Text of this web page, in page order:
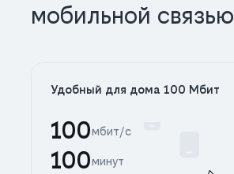
мобильной связью
Удобный для дома 100 Мбит
100мбит/с
100минут